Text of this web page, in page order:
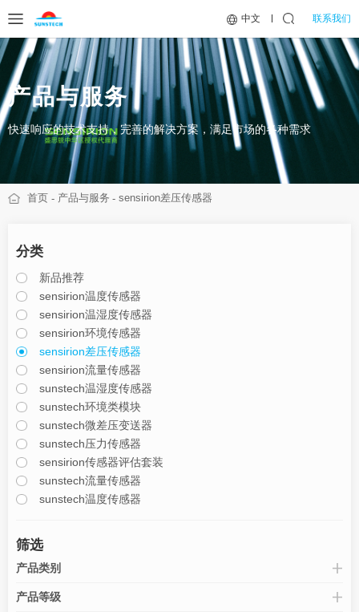
中文 联系我们
产品与服务
快速响应的技术支持，完善的解决方案，满足市场的各种需求
首页 产品与服务 sensirion差压传感器
分类
新品推荐
sensirion温度传感器
sensirion温湿度传感器
sensirion环境传感器
sensirion差压传感器
sensirion流量传感器
sunstech温湿度传感器
sunstech环境类模块
sunstech微差压变送器
sunstech压力传感器
sensirion传感器评估套装
sunstech流量传感器
sunstech温度传感器
筛选
产品类别
产品等级